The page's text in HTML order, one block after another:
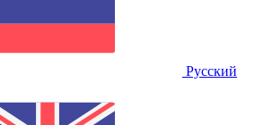
Русский